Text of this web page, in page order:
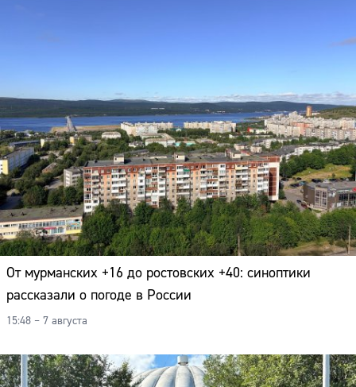
От мурманских +16 до ростовских +40: синоптики
рассказали о погоде в России
15:48 – 7 августа